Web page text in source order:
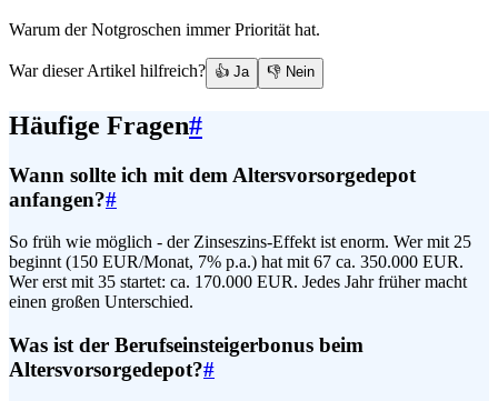
Warum der Notgroschen immer Priorität hat.
War dieser Artikel hilfreich? 👍 Ja 👎 Nein
Häufige Fragen#
Wann sollte ich mit dem Altersvorsorgedepot
anfangen?#
So früh wie möglich - der Zinseszins-Effekt ist enorm. Wer mit 25
beginnt (150 EUR/Monat, 7% p.a.) hat mit 67 ca. 350.000 EUR.
Wer erst mit 35 startet: ca. 170.000 EUR. Jedes Jahr früher macht
einen großen Unterschied.
Was ist der Berufseinsteigerbonus beim
Altersvorsorgedepot?#